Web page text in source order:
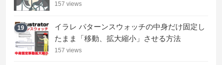
157 views
19
イラレ パターンスウォッチの中身だけ固定し
たまま「移動、拡大縮小」させる方法
157 views